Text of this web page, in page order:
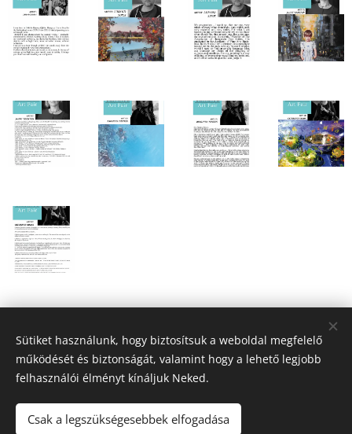
2026 Fine Arts Capital művészeti egyesület | Minden jog
Sütiket használunk, hogy biztosítsuk a weboldal megfelelő
működését és biztonságát, valamint hogy a lehető legjobb
felhasználói élményt kínáljuk Neked.
Csak a legszükségesebbek elfogadása